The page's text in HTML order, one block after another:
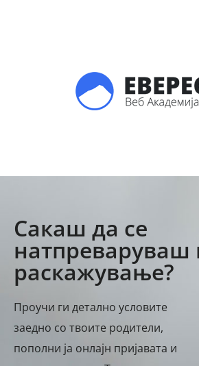
Сакаш да се
натпреваруваш
раскажување?
Проучи ги детално условите
заедно со твоите родители,
пополни ја онлајн пријавата и